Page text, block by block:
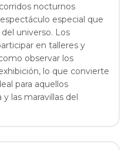
nocturnos
especial que
universo. Los
en talleres y
observar los
lo que convierte
para aquellos
las maravillas del